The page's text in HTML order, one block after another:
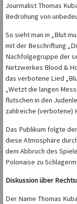
Jourmalist Thomas
Bedrohung von
So sieht man in „Blut
mit der Beschriftung
Nachfolgegruppe der
Netzwerkes Blood &
das verbotene Lied
„Wetzt die langen
flutschen in den
zahlreiche (verbotene)
Das Publikum folgte
diese Atmosphäre
dem Abbruch des
Polonaise zu
Diskussion über
Der Name Thomas